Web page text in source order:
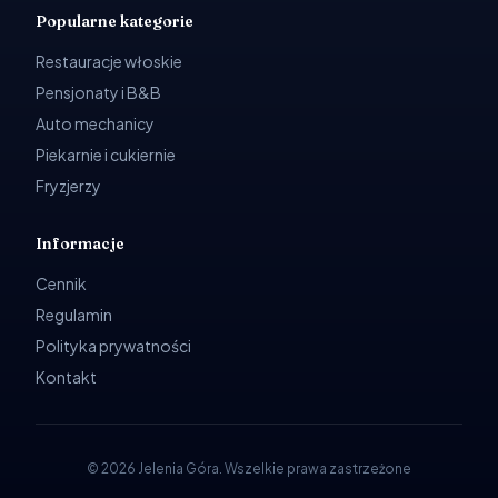
Popularne kategorie
Restauracje włoskie
Pensjonaty i B&B
Auto mechanicy
Piekarnie i cukiernie
Fryzjerzy
Informacje
Cennik
Regulamin
Polityka prywatności
Kontakt
© 2026 Jelenia Góra. Wszelkie prawa zastrzeżone